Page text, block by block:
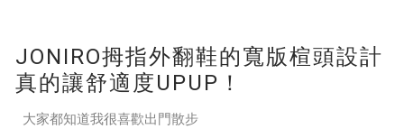
有MIT微笑標章
秉持了循環精神與綠色製程, 可回收
JONIRO拇指外翻鞋的寬版楦頭設計
真的讓舒適度UPUP！
大家都知道我很喜歡出門散步